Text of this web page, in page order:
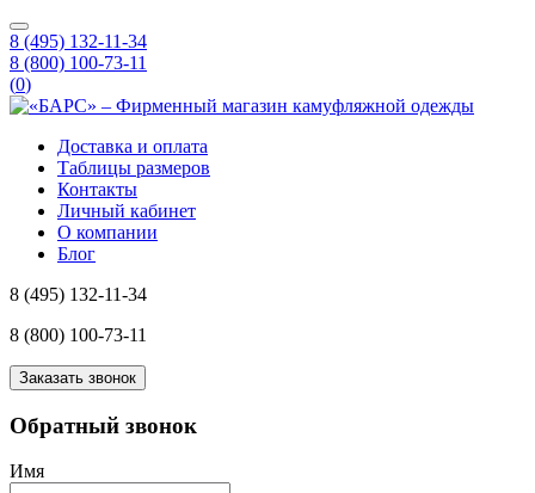
8 (495) 132-11-34
8 (800) 100-73-11
(0)
Доставка и оплата
Таблицы размеров
Контакты
Личный кабинет
О компании
Блог
8 (495) 132-11-34
8 (800) 100-73-11
Заказать звонок
Обратный звонок
Имя